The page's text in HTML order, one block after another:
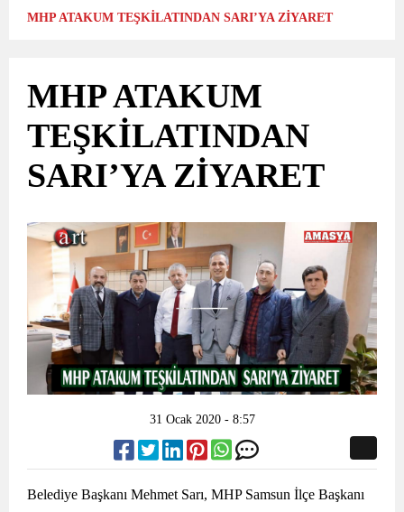
MHP ATAKUM TEŞKİLATINDAN SARI’YA ZİYARET
MHP ATAKUM
TEŞKİLATINDAN
SARI’YA ZİYARET
31 Ocak 2020 - 8:57
Belediye Başkanı Mehmet Sarı, MHP Samsun İlçe Başkanı